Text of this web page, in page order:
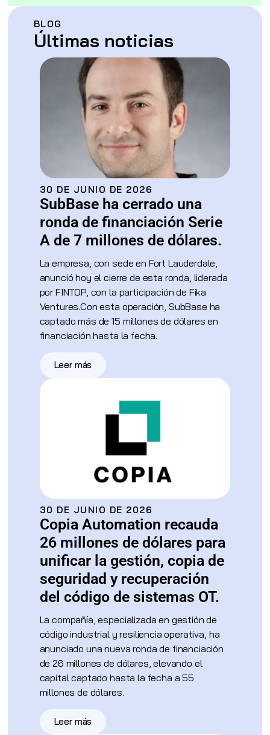
BLOG
Últimas noticias
30 DE JUNIO DE 2026
SubBase ha cerrado una
ronda de financiación Serie
A de 7 millones de dólares.
La empresa, con sede en Fort Lauderdale,
anunció hoy el cierre de esta ronda, liderada
por FINTOP, con la participación de Fika
Ventures.Con esta operación, SubBase ha
captado más de 15 millones de dólares en
financiación hasta la fecha.
Leer más
30 DE JUNIO DE 2026
Copia Automation recauda
26 millones de dólares para
unificar la gestión, copia de
seguridad y recuperación
del código de sistemas OT.
La compañía, especializada en gestión de
código industrial y resiliencia operativa, ha
anunciado una nueva ronda de financiación
de 26 millones de dólares, elevando el
capital captado hasta la fecha a 55
millones de dólares.
Leer más